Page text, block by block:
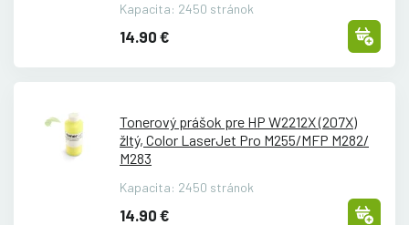
Kapacita: 2450 stránok
14.90 €
Tonerový prášok pre HP W2212X (207X)
žltý, Color LaserJet Pro M255/MFP M282/
M283
Kapacita: 2450 stránok
14.90 €